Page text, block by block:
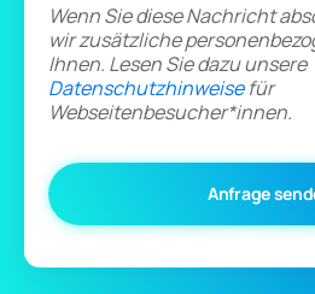
Wenn Sie diese Nachricht
wir zusätzliche
Ihnen. Lesen Sie dazu unsere
Datenschutzhinweisefür
Webseitenbesucher*innen.